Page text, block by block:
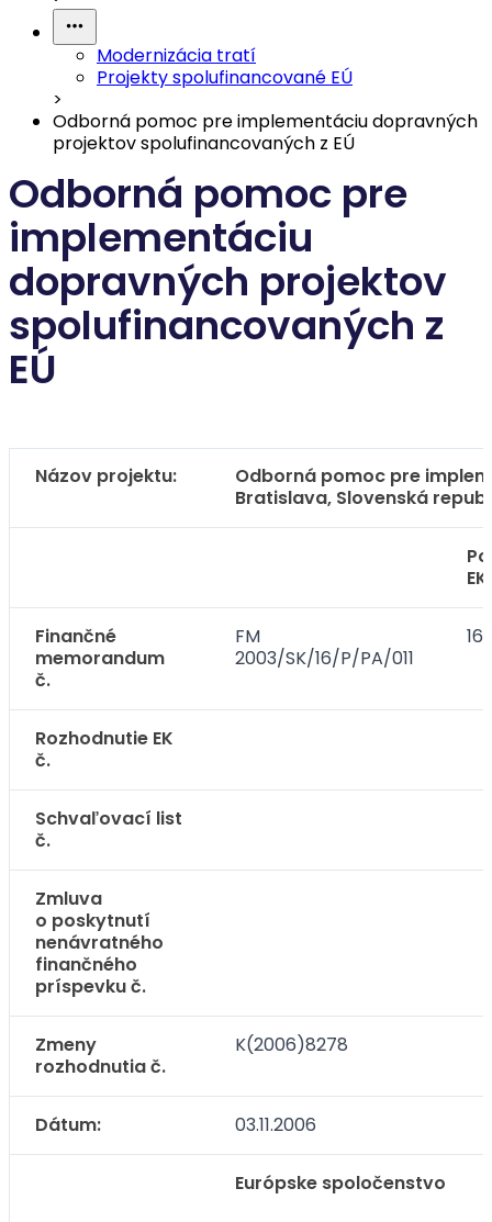
Modernizácia tratí
Projekty spolufinancované EÚ
>
Odborná pomoc pre implementáciu dopravných
projektov spolufinancovaných z EÚ
Odborná pomoc pre
implementáciu
dopravných projektov
spolufinancovaných z
EÚ
Názov projektu:
Odborná pomoc pre
Bratislava, Slovenská
EK
Finančné
memorandum
č.
FM
2003/SK/16/P/PA/011
Rozhodnutie EK
č.
Schvaľovací list
č.
Zmluva
o poskytnutí
nenávratného
finančného
príspevku č.
Zmeny
rozhodnutia č.
K(2006)8278
Dátum: 03.11.2006
Európske spoločenstvo